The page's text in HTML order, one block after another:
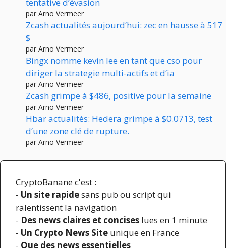
par Arno Vermeer
Zcash actualités aujourd’hui: zec en hausse à 517
$
par Arno Vermeer
Bingx nomme kevin lee en tant que cso pour
diriger la strategie multi-actifs et d’ia
par Arno Vermeer
Zcash grimpe à $486, positive pour la semaine
par Arno Vermeer
Hbar actualités: Hedera grimpe à $0.0713, test
d’une zone clé de rupture.
par Arno Vermeer
CryptoBanane c'est :
- Un site rapidesans pub ou script qui
ralentissent la navigation
- Des news claires et concises lues en 1 minute
- Un Crypto News Site unique en France
- Que des news essentielles